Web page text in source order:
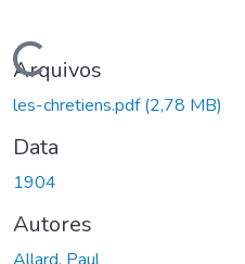
Carregando...
Arquivos
les-chretiens.pdf(2,78 MB)
Data
1904
Autores